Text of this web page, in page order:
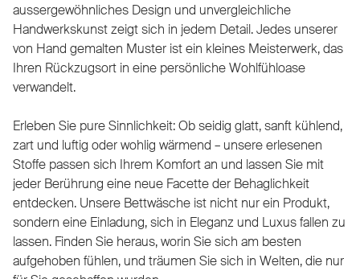
aussergewöhnliches Design und unvergleichliche
Handwerkskunst zeigt sich in jedem Detail. Jedes unserer
von Hand gemalten Muster ist ein kleines Meisterwerk, das
Ihren Rückzugsort in eine persönliche Wohlfühloase
verwandelt.
Erleben Sie pure Sinnlichkeit: Ob seidig glatt, sanft kühlend,
zart und luftig oder wohlig wärmend – unsere erlesenen
Stoffe passen sich Ihrem Komfort an und lassen Sie mit
jeder Berührung eine neue Facette der Behaglichkeit
entdecken. Unsere Bettwäsche ist nicht nur ein Produkt,
sondern eine Einladung, sich in Eleganz und Luxus fallen zu
lassen. Finden Sie heraus, worin Sie sich am besten
aufgehoben fühlen, und träumen Sie sich in Welten, die nur